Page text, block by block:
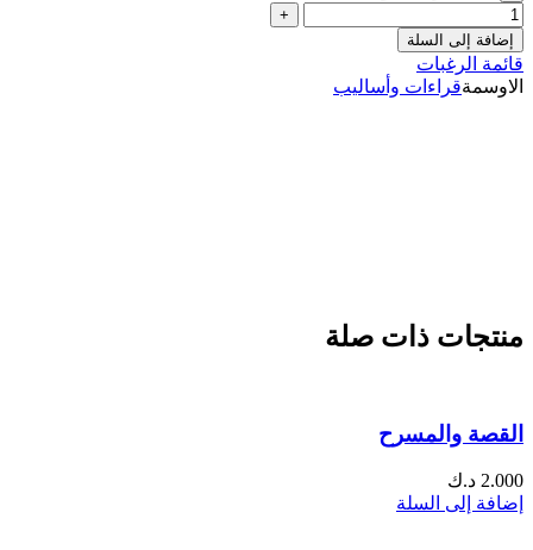
إضافة إلى السلة
قائمة الرغبات
الاوسمةقراءات وأساليب
منتجات ذات صلة
القصة والمسرح
2.000 د.ك
إضافة إلى السلة